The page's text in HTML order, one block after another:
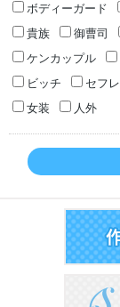
ボディーガード
貴族
御曹司
ケンカップル
ビッチ
セフレ
女装
人外